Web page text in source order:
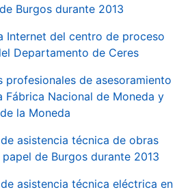
Burgos durante 2013
Internet del centro de proceso
Departamento de Ceres
profesionales de asesoramiento
Fábrica Nacional de Moneda y
la Moneda
asistencia técnica de obras
de Burgos durante 2013
asistencia técnica eléctrica en